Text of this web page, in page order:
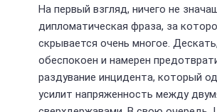
На первый взгляд, ничего не
дипломатическая фраза, за
скрывается очень многое.
обеспокоен и намерен
раздувание инцидента, который
усилит напряженность между